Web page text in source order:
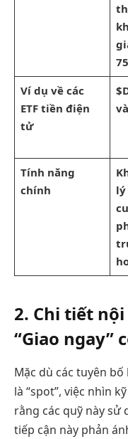
Ví dụ về các
ETF tiền điện
tử
Tính năng
chính
lý
2. Chi tiết
“Giao ngay”
Mặc dù các tuyên
là “spot”, việc nhìn
rằng các quỹ này sử
tiếp cận này phản